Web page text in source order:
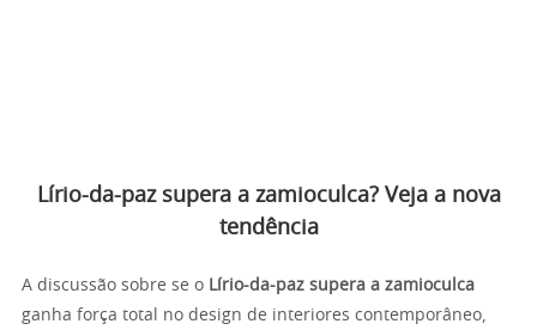
Lírio-da-paz supera a zamioculca? Veja a nova
tendência
A discussão sobre se o Lírio-da-paz supera a zamioculca
ganha força total no design de interiores contemporâneo,